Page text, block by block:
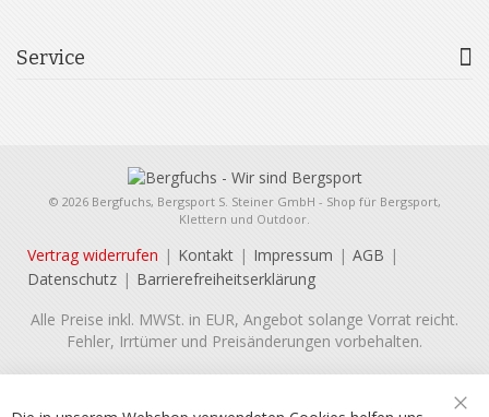
Service
© 2026 Bergfuchs, Bergsport S. Steiner GmbH - Shop für Bergsport,
Klettern und Outdoor.
Vertrag widerrufen Kontakt Impressum
AGB
Datenschutz
Barrierefreiheitserklärung
Alle Preise inkl. MWSt. in EUR, Angebot solange Vorrat reicht.
Fehler, Irrtümer und Preisänderungen vorbehalten.